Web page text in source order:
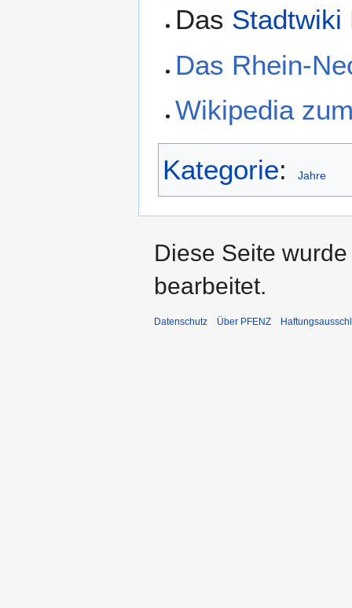
Das Stadtwiki
Das Rhein-
Wikipedia
Kategorie: Jahre
Diese Seite
bearbeitet.
Datenschutz Über PFENZ